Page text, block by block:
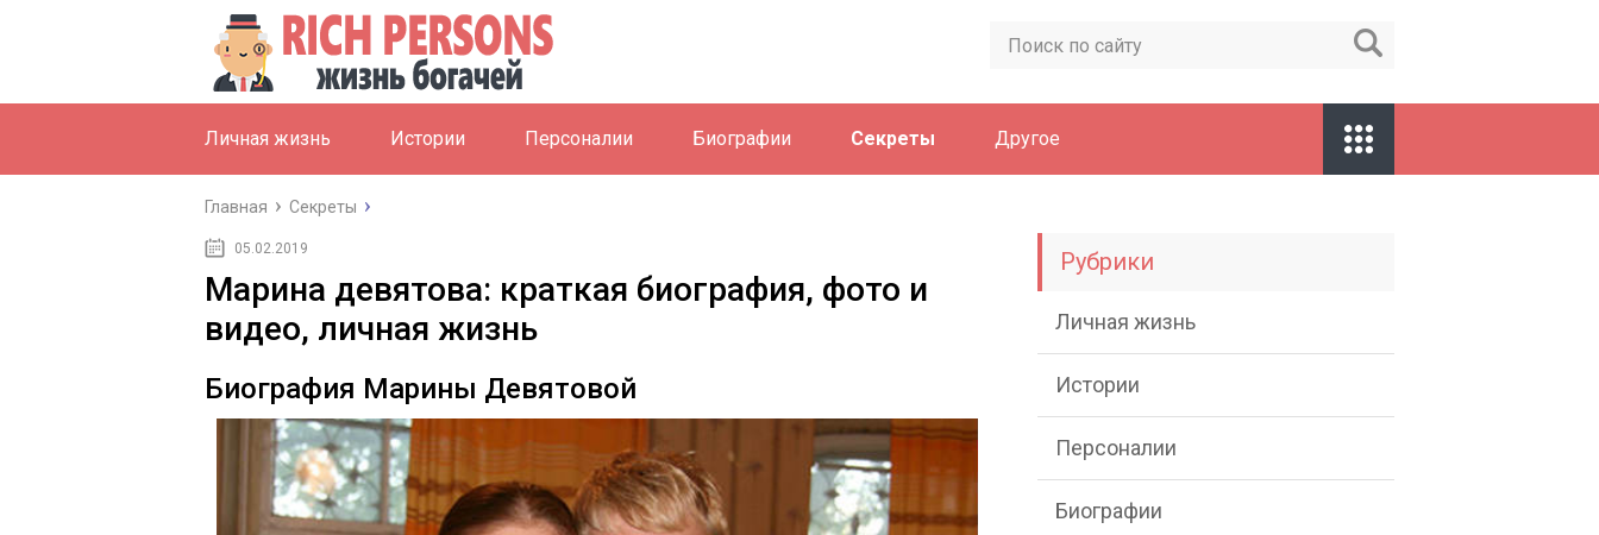
Личная жизнь Истории Персоналии Биографии Секреты Другое
Главная Секреты
05.02.2019
Марина девятова: краткая биография, фото и
видео, личная жизнь
Биография Марины Девятовой
Рубрики
Личная жизнь
Истории
Персоналии
Биографии